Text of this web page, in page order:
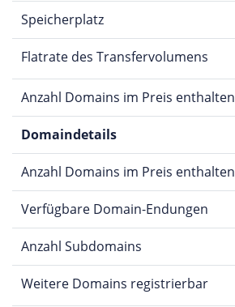
Speicherplatz
Flatrate des Transfervolumens
Anzahl Domains im Preis enthalten
Domaindetails
Anzahl Domains im Preis enthalten
Verfügbare Domain-Endungen
Anzahl Subdomains
Weitere Domains registrierbar